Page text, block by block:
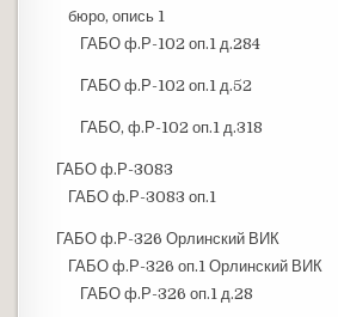
бюро, опись 1
ГАБО ф.Р-102 оп.1 д.284
ГАБО ф.Р-102 оп.1 д.52
ГАБО, ф.Р-102 оп.1 д.318
ГАБО ф.Р-3083
ГАБО ф.Р-3083 оп.1
ГАБО ф.Р-326 Орлинский ВИК
ГАБО ф.Р-326 оп.1 Орлинский ВИК
ГАБО ф.Р-326 оп.1 д.28